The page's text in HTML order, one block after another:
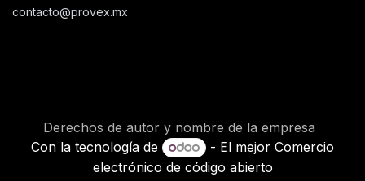
contacto@provex.mx
Derechos de autor y nombre de la empresa
Con la tecnología de
- El mejorComercio
electrónico de código abierto